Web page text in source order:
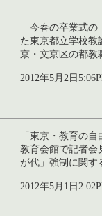
今春の卒業式の
た東京都立学校教
京・文京区の都教
2012年5月2日
「東京・教育の
教育会館で記者会
が代」強制に関す
2012年5月1日